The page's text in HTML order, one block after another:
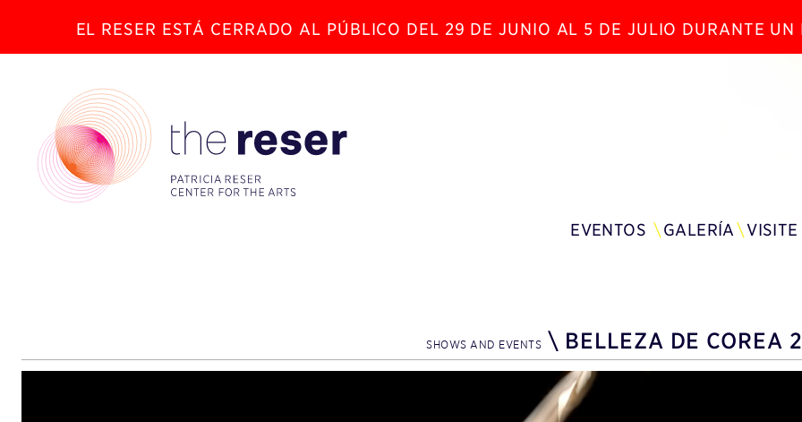
EL RESER ESTÁ CERRADO AL PÚBLICO DEL 29 DE JUNIO AL 5 DE JULIO DURANTE
EVENTOS GALERÍA VISITE
SHOWS AND EVENTS \ BELLEZA DE COREA